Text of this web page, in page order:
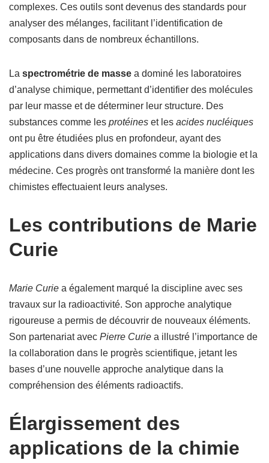
complexes. Ces outils sont devenus des standards pour
analyser des mélanges, facilitant l’identification de
composants dans de nombreux échantillons.
La spectrométrie de masse a dominé les laboratoires
d’analyse chimique, permettant d’identifier des molécules
par leur masse et de déterminer leur structure. Des
substances comme les protéines et les acides nucléiques
ont pu être étudiées plus en profondeur, ayant des
applications dans divers domaines comme la biologie et la
médecine. Ces progrès ont transformé la manière dont les
chimistes effectuaient leurs analyses.
Les contributions de Marie
Curie
Marie Curie a également marqué la discipline avec ses
travaux sur la radioactivité. Son approche analytique
rigoureuse a permis de découvrir de nouveaux éléments.
Son partenariat avec Pierre Curie a illustré l’importance de
la collaboration dans le progrès scientifique, jetant les
bases d’une nouvelle approche analytique dans la
compréhension des éléments radioactifs.
Élargissement des
applications de la chimie